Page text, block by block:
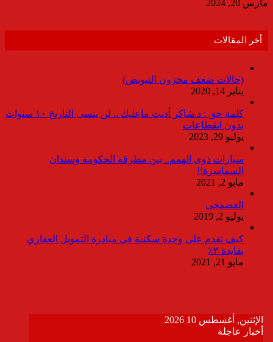
مارس 20, 2024
أخر المقالات
(حالات ضعف مخزون التبويض)
يناير 14, 2020
كلمة حق : د.شاكر أديت ماعليك .. لن ينسى التاريخ ١٠ سنوات
بدون انقطاعات
يوليو 29, 2023
سيارات ذوى الهمم.. بين مطرقة الحكومة وسندان
السماسرة!!
مايو 2, 2021
العضمجى
يوليو 2, 2019
كيف تقدم على وحدة سكنية فى مبادرة التمويل العقاري
بفايدة ٣٪
مايو 21, 2021